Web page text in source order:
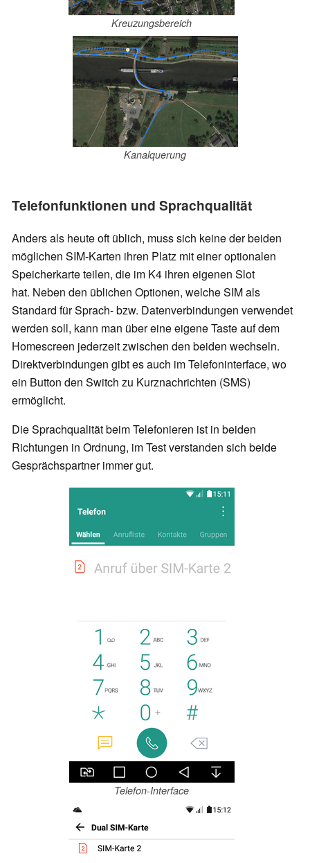
Kreuzungsbereich
Kanalquerung
Telefonfunktionen und Sprachqualität
Anders als heute oft üblich, muss sich keine der beiden
möglichen SIM-Karten ihren Platz mit einer optionalen
Speicherkarte teilen, die im K4 ihren eigenen Slot
hat. Neben den üblichen Optionen, welche SIM als
Standard für Sprach- bzw. Datenverbindungen verwendet
werden soll, kann man über eine eigene Taste auf dem
Homescreen jederzeit zwischen den beiden wechseln.
Direktverbindungen gibt es auch im Telefoninterface, wo
ein Button den Switch zu Kurznachrichten (SMS)
ermöglicht.
Die Sprachqualität beim Telefonieren ist in beiden
Richtungen in Ordnung, im Test verstanden sich beide
Gesprächspartner immer gut.
Telefon-Interface